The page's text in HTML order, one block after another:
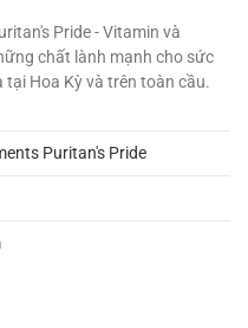
Pride - Vitamin và
chất lành mạnh cho sức
tại Hoa Kỳ và trên toàn cầu.
Puritan's Pride